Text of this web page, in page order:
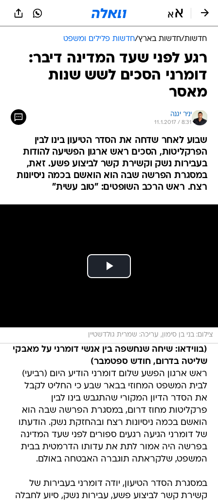
חדשות/חדשות בארץ/חדשות פלילים ומשפט
רגע לפני שעד המדינה דיבר:
דומרני הסכים לשש שנות
מאסר
יניר יגנה
11.1.2017 / 8:31
שבוע לאחר שדחה את הסדר הטיעון בינו לבין
הפרקליטות, הסכים ראש ארגון הפשיעה להודות
בעבירות נשק וקשירת קשר לביצוע פשע. זאת,
במסגרת הפרשה שבה הוא הואשם בכמה ניסיונות
רצח. ראש הרכב השופטים: "טוב עשית"
צילום: בני בן סימון, עריכה: שמרית גולדשטיין
(בווידאו: שיחה שנחשפה בין אנשי דומרני על מאבקי
שליטה בדרום, חודש ספטמבר)
ראש ארגון הפשע שלום דומרני הודיע היום (רביעי)
לבית המשפט המחוזי בבאר שבע כי החליט לקבל
את הסדר הדיון המקורי שהתגבש בינו לבין
פרקליטות מחוז דרום, במסגרת הפרשה שבה הוא
הואשם בכמה ניסיונות רצח ובהחזקת נשק. הודעתו
של דומרני הגיעה רגעים ספורים לפני שעד המדינה
בפרשה היה אמור לתת את עדותו הדרמטית בבית
המשפט, שלקראתה תוגברה האבטחה באולם.
במסגרת הסדר הטיעון, יודה דומרני בעבירות של
קשירת קשר לביצוע פשע, עבירות נשק, סיוע לחבלה